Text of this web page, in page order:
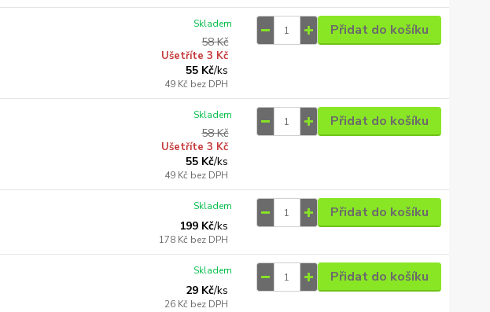
58 Kč
Ušetříte 3 Kč
55 Kč/ks
49 Kč bez DPH
Skladem Přidat do košíku
58 Kč
Ušetříte 3 Kč
55 Kč/ks
49 Kč bez DPH
Skladem Přidat do košíku
199 Kč/ks
178 Kč bez DPH
Skladem Přidat do košíku
29 Kč/ks
26 Kč bez DPH
Skladem Přidat do košíku